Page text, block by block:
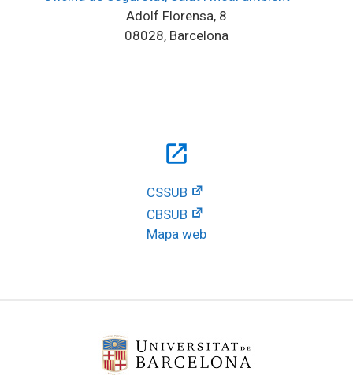
Adolf Florensa, 8
08028, Barcelona
open_in_new
CSSUB
CBSUB
Mapa web